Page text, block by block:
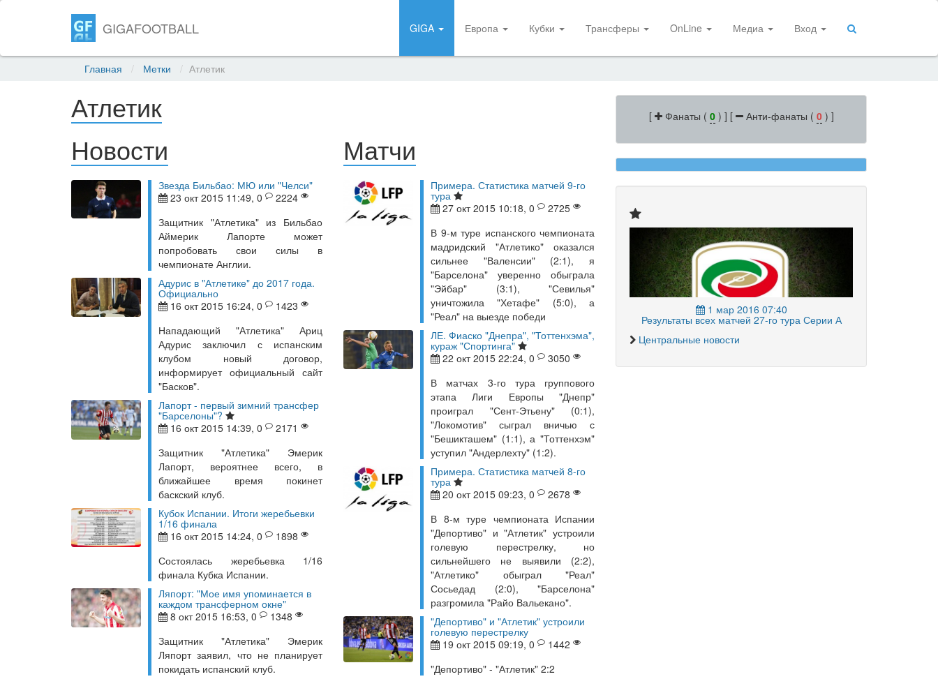
GIGAFOOTBALL GIGA Европа Кубки Трансферы OnLine Медиа Вход
Главная Метки Атлетик
Атлетик
Новости
Звезда Бильбао: МЮ или "Челси"
23 окт 2015 11:49, 0
2224
Защитник "Атлетика" из Бильбао
Аймерик Лапорте может
попробовать свои силы в
чемпионате Англии.
Адурис в "Атлетике" до 2017 года.
Официально
16 окт 2015 16:24, 0
1423
Нападающий "Атлетика" Ариц
Адурис заключил с испанским
клубом новый договор,
информирует официальный сайт
"Басков".
Лапорт - первый зимний трансфер
"Барселоны"?
16 окт 2015 14:39, 0
2171
Защитник "Атлетика" Эмерик
Лапорт, вероятнее всего, в
ближайшее время покинет
баскский клуб.
Кубок Испании. Итоги жеребьевки
1/16 финала
16 окт 2015 14:24, 0
1898
Состоялась жеребьевка 1/16
финала Кубка Испании.
Ляпорт: "Мое имя упоминается в
каждом трансферном окне"
8 окт 2015 16:53, 0
1348
Защитник "Атлетика" Эмерик
Ляпорт заявил, что не планирует
покидать испанский клуб.
Матчи
Примера. Статистика матчей 9-го
тура
27 окт 2015 10:18, 0
2725
В 9-м туре испанского чемпионата
мадридский "Атлетико" оказался
сильнее "Валенсии" (2:1), я
"Барселона" уверенно обыграла
"Эйбар" (3:1), "Севилья"
уничтожила "Хетафе" (5:0), а
"Реал" на выезде победи
ЛЕ. Фиаско "Днепра", "Тоттенхэма",
кураж "Спортинга"
22 окт 2015 22:24, 0
3050
В матчах 3-го тура группового
этапа Лиги Европы "Днепр"
проиграл "Сент-Этьену" (0:1),
"Локомотив" сыграл вничью с
"Бешикташем" (1:1), а "Тоттенхэм"
уступил "Андерлехту" (1:2).
Примера. Статистика матчей 8-го
тура
20 окт 2015 09:23, 0
2678
В 8-м туре чемпионата Испании
"Депортиво" и "Атлетик" устроили
голевую перестрелку, но
сильнейшего не выявили (2:2),
"Атлетико" обыграл "Реал"
Сосьедад (2:0), "Барселона"
разгромила "Райо Вальекано".
"Депортиво" и "Атлетик" устроили
голевую перестрелку
19 окт 2015 09:19, 0
1442
"Депортиво" - "Атлетик" 2:2
[ Фанаты ( 0) ] [ Анти-фанаты ( 0) ]
1 мар 2016 07:40
Результаты всех матчей 27-го тура Серии А
Центральные новости